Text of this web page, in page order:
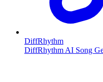
DiffRhythm
DiffRhythm AI Song